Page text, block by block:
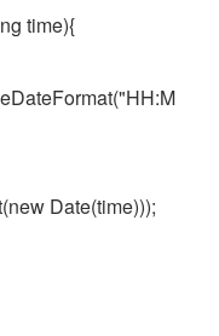
time){
Date(time)));